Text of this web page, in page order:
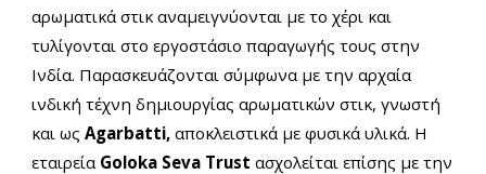
αρωματικά στικ αναμειγνύονται με το χέρι και
τυλίγονται στο εργοστάσιο παραγωγής τους στην
Ινδία. Παρασκευάζονται σύμφωνα με την αρχαία
ινδική τέχνη δημιουργίας αρωματικών στικ, γνωστή
και ως Agarbatti, αποκλειστικά με φυσικά υλικά. Η
εταιρεία Goloka Seva Trust ασχολείται επίσης με την